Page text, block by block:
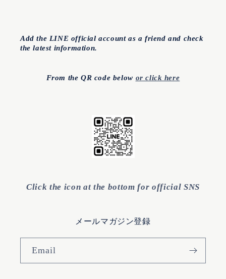
Add the LINE official account as a friend and check
the latest information.
From the QR code below or click here
Click the icon at the bottom for official SNS
メールマガジン登録
Email